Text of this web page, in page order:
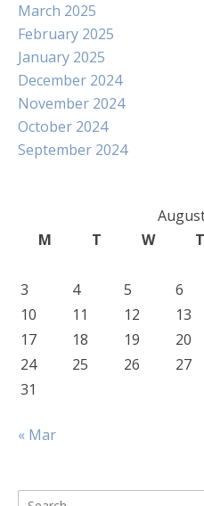
March 2025
February 2025
January 2025
December 2024
November 2024
October 2024
September 2024
M
T W T
3
4 5 6
10
11 12 13
17
18 19 20
24
25 26 27
31
« Mar
Search